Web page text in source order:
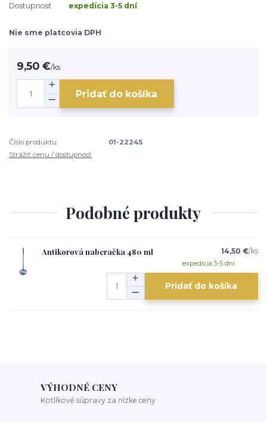
Dostupnosť expedícia 3-5 dní
Nie sme platcovia DPH
9,50 €/ks
Pridať do košíka
Číslo produktu:
01-22245
Strážiť cenu / dostupnosť
Podobné produkty
Antikorová naberačka 480 ml 14,50 €/ks
expedícia 3-5 dní
Pridať do košíka
VÝHODNÉ CENY
Kotlíkové súpravy za nízke ceny